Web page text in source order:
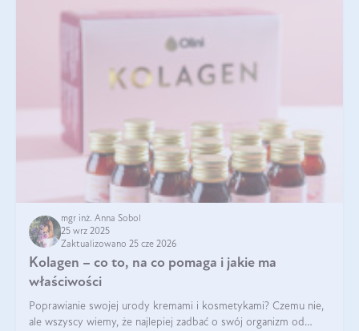
mgr inż. Anna Sobol
25 wrz 2025
Zaktualizowano 25 cze 2026
Kolagen – co to, na co pomaga i jakie ma
właściwości
Poprawianie swojej urody kremami i kosmetykami? Czemu nie,
ale wszyscy wiemy, że najlepiej zadbać o swój organizm od